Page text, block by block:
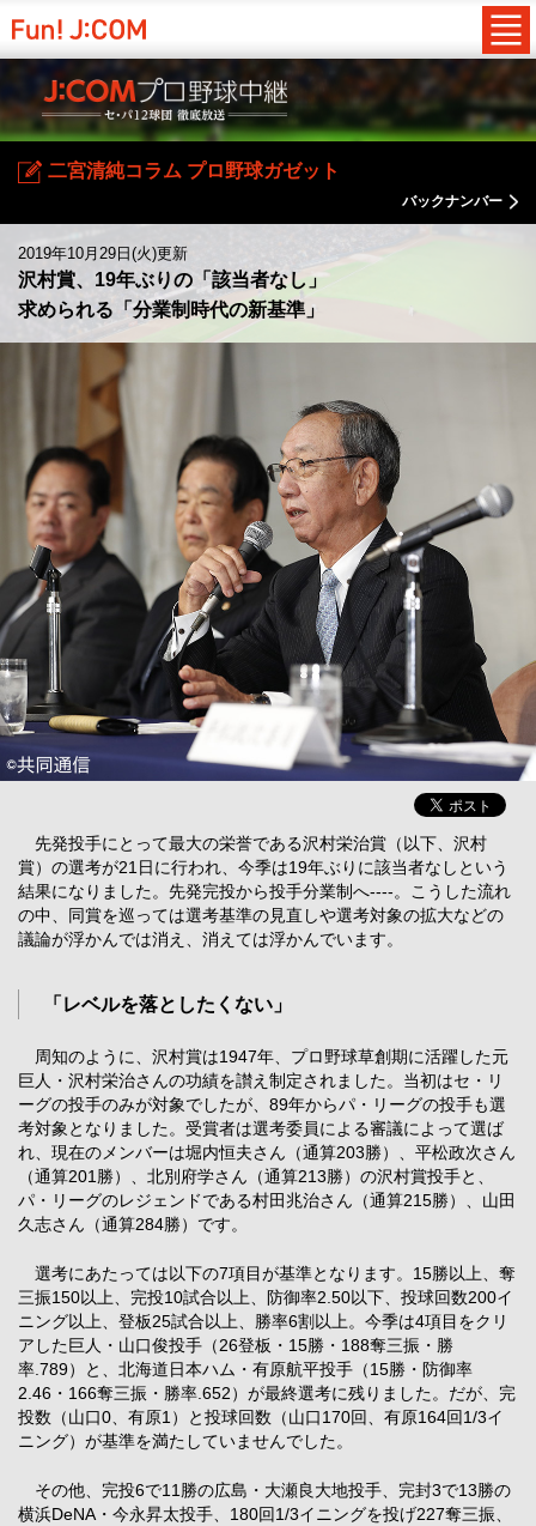
二宮清純コラム プロ野球ガゼット
バックナンバー
2019年10月29日(火)更新
沢村賞、19年ぶりの「該当者なし」
求められる「分業制時代の新基準」
先発投手にとって最大の栄誉である沢村栄治賞（以下、沢村
賞）の選考が21日に行われ、今季は19年ぶりに該当者なしという
結果になりました。先発完投から投手分業制へ----。こうした流れ
の中、同賞を巡っては選考基準の見直しや選考対象の拡大などの
議論が浮かんでは消え、消えては浮かんでいます。
「レベルを落としたくない」
周知のように、沢村賞は1947年、プロ野球草創期に活躍した元
巨人・沢村栄治さんの功績を讃え制定されました。当初はセ・リ
ーグの投手のみが対象でしたが、89年からパ・リーグの投手も選
考対象となりました。受賞者は選考委員による審議によって選ば
れ、現在のメンバーは堀内恒夫さん（通算203勝）、平松政次さん
（通算201勝）、北別府学さん（通算213勝）の沢村賞投手と、
パ・リーグのレジェンドである村田兆治さん（通算215勝）、山田
久志さん（通算284勝）です。
選考にあたっては以下の7項目が基準となります。15勝以上、奪
三振150以上、完投10試合以上、防御率2.50以下、投球回数200イ
ニング以上、登板25試合以上、勝率6割以上。今季は4項目をクリ
アした巨人・山口俊投手（26登板・15勝・188奪三振・勝
率.789）と、北海道日本ハム・有原航平投手（15勝・防御率
2.46・166奪三振・勝率.652）が最終選考に残りました。だが、完
投数（山口0、有原1）と投球回数（山口170回、有原164回1/3イ
ニング）が基準を満たしていませんでした。
その他、完投6で11勝の広島・大瀬良大地投手、完封3で13勝の
横浜DeNA・今永昇太投手、180回1/3イニングを投げ227奪三振、